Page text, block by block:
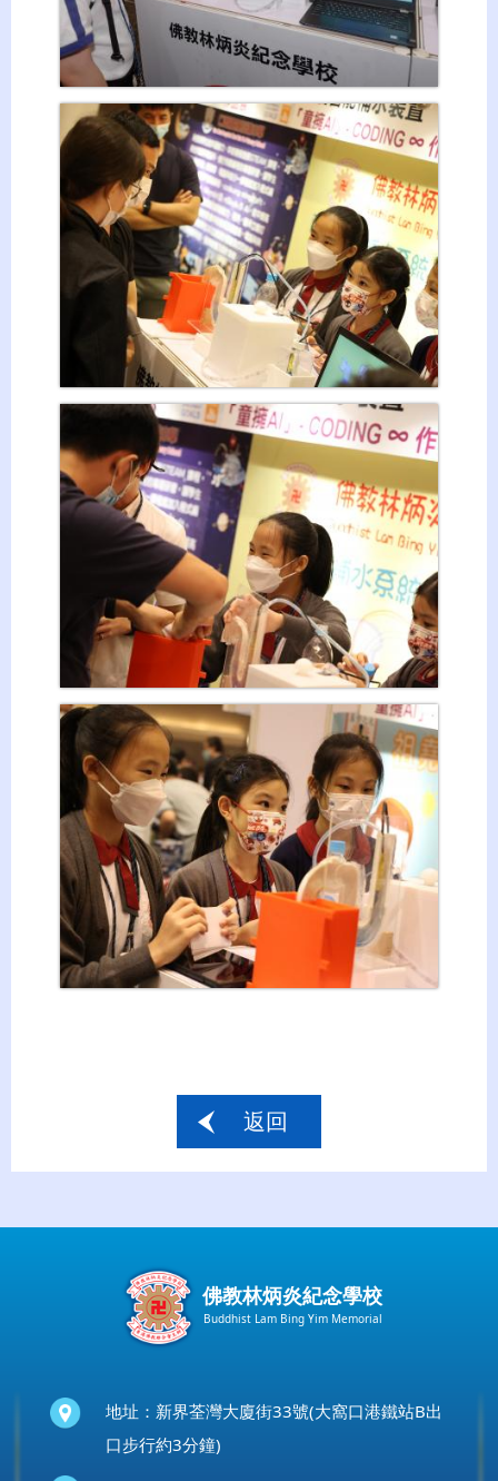
返回
佛教林炳炎紀念學校
Buddhist Lam Bing Yim Memorial
地址：新界荃灣大廈街33號(大窩口港鐵站B出
口步行約3分鐘)